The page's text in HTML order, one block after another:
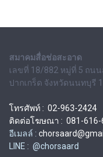
สมาคมสื่อช่อสะอาด
เลขที่ 18/882 หมู่ที่ 5 ถน
ปากเกร็ด จังหวัดนนทบุรี
โทรศัพท์ : 02-963-2424
ติดต่อโฆษณา : 081-616-
อีเมลล์ :
LINE : @chorsaard